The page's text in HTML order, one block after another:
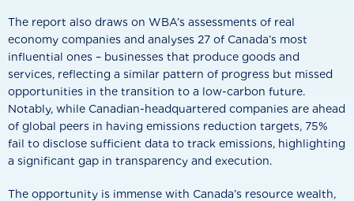
The report also draws on WBA’s assessments of real
economy companies and analyses 27 of Canada’s most
influential ones – businesses that produce goods and
services, reflecting a similar pattern of progress but missed
opportunities in the transition to a low-carbon future.
Notably, while Canadian-headquartered companies are ahead
of global peers in having emissions reduction targets, 75%
fail to disclose sufficient data to track emissions, highlighting
a significant gap in transparency and execution.
The opportunity is immense with Canada’s resource wealth,